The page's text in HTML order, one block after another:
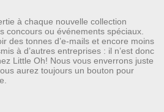
à chaque nouvelle collection
concours ou événements spéciaux.
des tonnes d’e-mails et encore moins
à d’autres entreprises : il n’est donc
Little Oh! Nous vous enverrons juste
aurez toujours un bouton pour